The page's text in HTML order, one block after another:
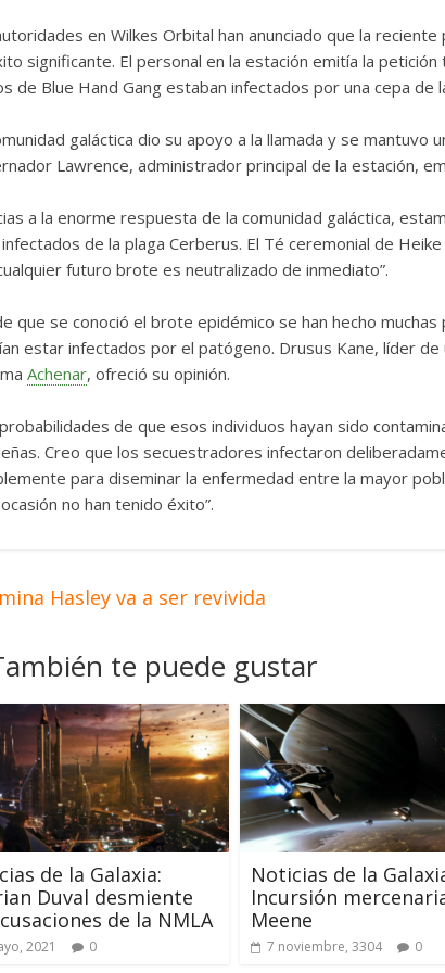
en Wilkes Orbital han anunciado que la
significante. El personal en la estación emitía la
de Blue Hand Gang estaban infectados por una cepa de
galáctica dio su apoyo a la llamada y se mantuvo
Lawrence, administrador principal de la estación,
a la enorme respuesta de la comunidad galáctica,
de la plaga Cerberus. El Té ceremonial de
futuro brote es neutralizado de inmediato”.
que se conoció el brote epidémico se han hecho
estar infectados por el patógeno. Drusus Kane, líder de
Achenar, ofreció su opinión.
de que esos individuos hayan sido
Creo que los secuestradores infectaron
para diseminar la enfermedad entre la mayor
no han tenido éxito”.
Hasley va a ser revivida
te puede gustar
de la Galaxia:
Duval desmiente
de la NMLA
2021 0
Noticias de la
Incursión
Meene
7 noviembre, 3304 0
Mayo de 2026
28 mayo, 2026 Txus 0